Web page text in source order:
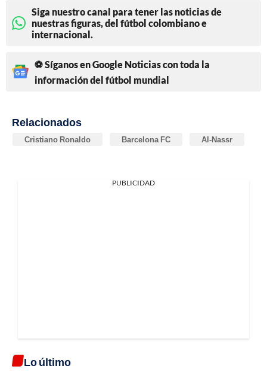
Siga nuestro canal para tener las noticias de
nuestras figuras, del fútbol colombiano e
internacional.
⚽ Síganos en Google Noticias con toda la
información del fútbol mundial
Relacionados
Cristiano Ronaldo Barcelona FC Al-Nassr
PUBLICIDAD
Lo último